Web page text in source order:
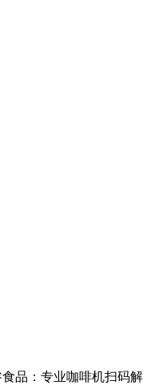
食品：专业咖啡机扫码